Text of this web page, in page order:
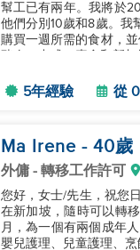
幫工已有兩年。我將於
他們分別10歲和8歲。我
購買一週所需的食材，
5年經驗 從
Ma Irene - 40歲
外傭 - 轉移工作許可
您好，女士/先生，祝您
在新加坡，隨時可以轉
月，為一個有兩個成年
嬰兒護理、兒童護理、